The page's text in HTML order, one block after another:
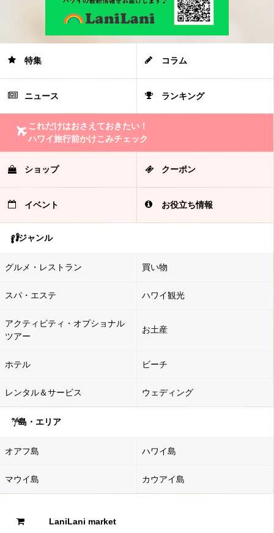
特集 コラム
ニュース ランキング
これだけはおさえておきたい！
ハワイ旅行前かけこみチェック
ショップ クーポン
イベント お役立ち情報
ジャンル
グルメ・レストラン 買い物
スパ・エステ ハワイ観光
アクティビティ・オプショナル
ツアー
お土産
ホテル ビーチ
レンタル＆サービス ウェディング
島・エリア
オアフ島 ハワイ島
マウイ島 カウアイ島
LaniLani market